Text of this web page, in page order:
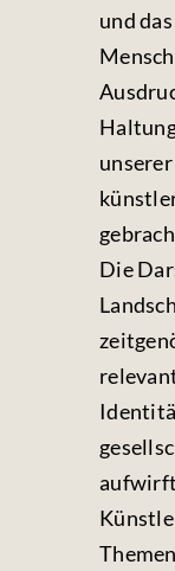
und
Die